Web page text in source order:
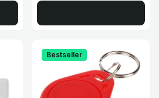
Bestseller